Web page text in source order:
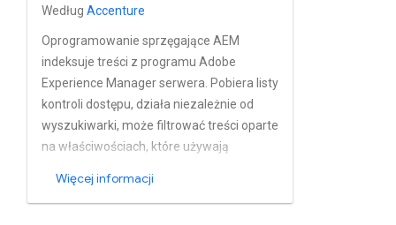
Według Accenture
Oprogramowanie sprzęgające AEM
indeksuje treści z programu Adobe
Experience Manager serwera. Pobiera listy
kontroli dostępu, działa niezależnie od
wyszukiwarki, może filtrować treści oparte
na właściwościach, które używają
filtruje strony na podstawie
Więcej informacji